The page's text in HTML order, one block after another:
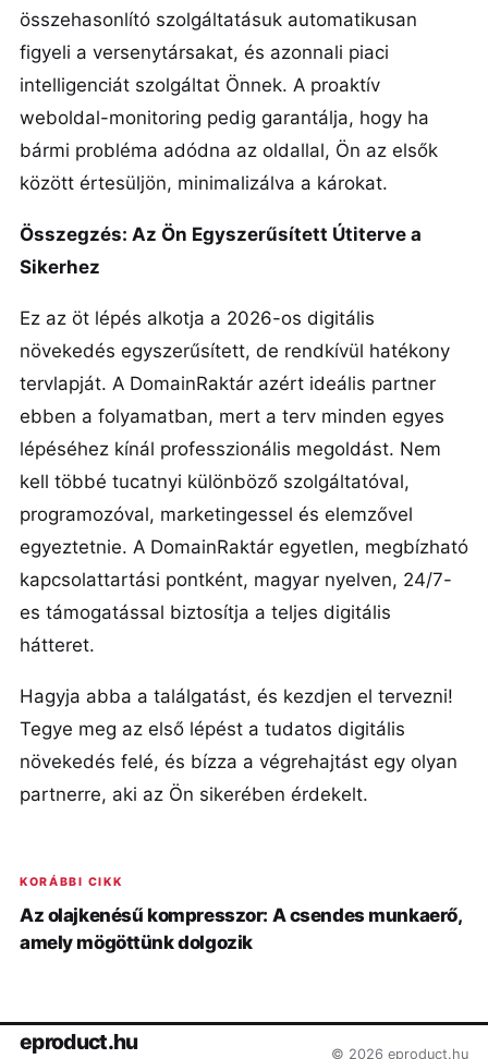
összehasonlító szolgáltatásuk automatikusan
figyeli a versenytársakat, és azonnali piaci
intelligenciát szolgáltat Önnek. A proaktív
weboldal-monitoring pedig garantálja, hogy ha
bármi probléma adódna az oldallal, Ön az elsők
között értesüljön, minimalizálva a károkat.
Összegzés: Az Ön Egyszerűsített Útiterve a
Sikerhez
Ez az öt lépés alkotja a 2026-os digitális
növekedés egyszerűsített, de rendkívül hatékony
tervlapját. A DomainRaktár azért ideális partner
ebben a folyamatban, mert a terv minden egyes
lépéséhez kínál professzionális megoldást. Nem
kell többé tucatnyi különböző szolgáltatóval,
programozóval, marketingessel és elemzővel
egyeztetnie. A DomainRaktár egyetlen, megbízható
kapcsolattartási pontként, magyar nyelven, 24/7-
es támogatással biztosítja a teljes digitális
hátteret.
Hagyja abba a találgatást, és kezdjen el tervezni!
Tegye meg az első lépést a tudatos digitális
növekedés felé, és bízza a végrehajtást egy olyan
partnerre, aki az Ön sikerében érdekelt.
KORÁBBI CIKK
Az olajkenésű kompresszor: A csendes munkaerő,
amely mögöttünk dolgozik
eproduct.hu © 2026 eproduct.hu